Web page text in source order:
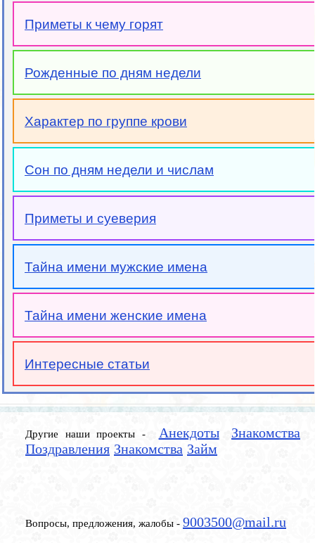
Приметы к чему горят
Рожденные по дням недели
Характер по группе крови
Сон по дням недели и числам
Приметы и суеверия
Тайна имени мужские имена
Тайна имени женские имена
Интересные статьи
Другие наши проекты - Анекдоты
Знакомства
Поздравления Знакомства Займ
Вопросы, предложения, жалобы - 9003500@mail.ru